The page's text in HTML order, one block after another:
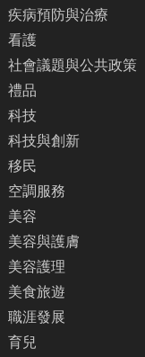
疾病預防與治療
看護
社會議題與公共政策
禮品
科技
科技與創新
移民
空調服務
美容
美容與護膚
美容護理
美食旅遊
職涯發展
育兒